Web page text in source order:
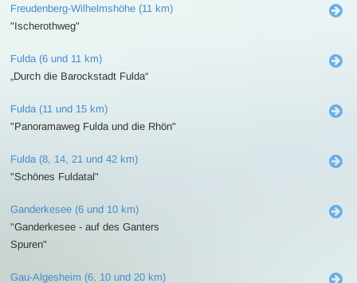
Freudenberg-Wilhelmshöhe (11 km)
"Ischerothweg"
Fulda (6 und 11 km)
„Durch die Barockstadt Fulda“
Fulda (11 und 15 km)
"Panoramaweg Fulda und die Rhön"
Fulda (8, 14, 21 und 42 km)
"Schönes Fuldatal"
Ganderkesee (6 und 10 km)
"Ganderkesee - auf des Ganters
Spuren"
Gau-Algesheim (6, 10 und 20 km)